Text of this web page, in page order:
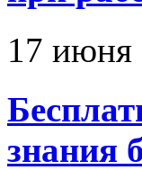
17 июня
знания